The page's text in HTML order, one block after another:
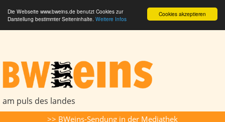
Cookies akzeptieren
Die Webseite www.bweins.de benutzt Cookies zur
Darstellung bestimmter Seiteninhalte. Weitere Infos
am puls des landes
>> BWeins-Sendung in der Mediathek